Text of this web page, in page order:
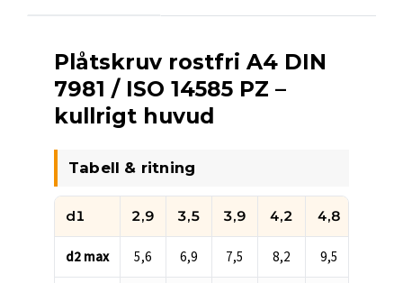
Plåtskruv rostfri A4 DIN
7981 / ISO 14585 PZ –
kullrigt huvud
Tabell & ritning
Måttabell för plåtskruv rostfri A4 DIN 7981 PZ Pozidrive
d1 2,9 3,5 3,9 4,2 4,8
d2 max 5,6 6,9 7,5 8,2 9,5